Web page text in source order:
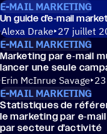
E-MAIL MARKETING
Un guide d’e‑mail
Alexa Drake 27 juillet
E-MAIL MARKETING
Marke­ting par e‑mail
lancer une seule
Erin McInrue Savage
E-MAIL MARKETING
Statis­tiques de
le marke­ting par
par secteur d’activité